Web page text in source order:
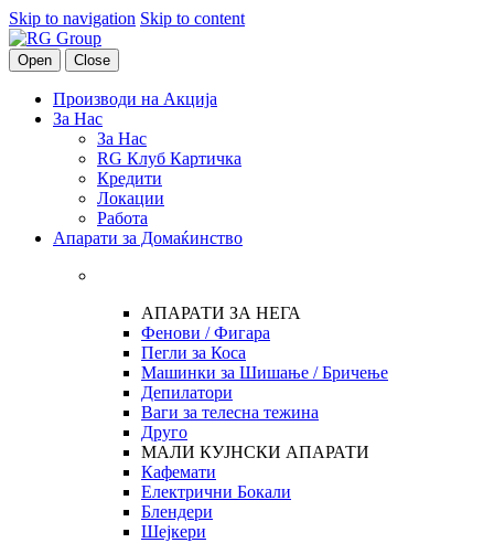
Skip to navigation Skip to content
Open Close
Производи на Акција
За Нас
За Нас
RG Клуб Картичка
Кредити
Локации
Работа
Апарати за Домаќинство
АПАРАТИ ЗА НЕГА
Фенови / Фигара
Пегли за Коса
Машинки за Шишање / Бричење
Депилатори
Ваги за телесна тежина
Друго
МАЛИ КУЈНСКИ АПАРАТИ
Кафемати
Електрични Бокали
Блендери
Шејкери